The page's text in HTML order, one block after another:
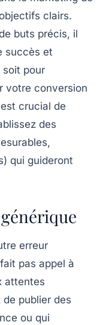
clairs.
buts précis, il
succès et
soit pour
votre conversion
crucial de
des
qui guideront
erreur
pas appel à
attentes
de publier des
ou qui